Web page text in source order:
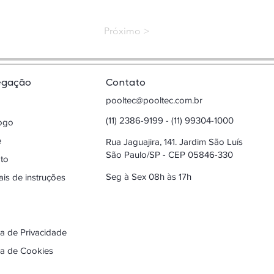
< Próximo
de instruções
de Privacidade
de Cookies
Contato
pooltec@pooltec.com.br
(11) 2386-9199 - (11) 99304-1000
Rua Jaguajira, 141. Jardim São Luís
São Paulo/SP - CEP 05846-330
Seg à Sex 08h às 17h